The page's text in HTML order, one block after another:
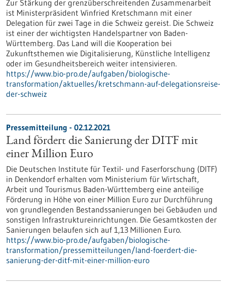
Zur Stärkung der grenzüberschreitenden Zusammenarbeit
ist Ministerpräsident Winfried Kretschmann mit einer
Delegation für zwei Tage in die Schweiz gereist. Die Schweiz
ist einer der wichtigsten Handelspartner von Baden-
Württemberg. Das Land will die Kooperation bei
Zukunftsthemen wie Digitalisierung, Künstliche Intelligenz
oder im Gesundheitsbereich weiter intensivieren.
https://www.bio-pro.de/aufgaben/biologische-
transformation/aktuelles/kretschmann-auf-delegationsreise-
der-schweiz
Pressemitteilung - 02.12.2021
Land fördert die Sanierung der DITF mit
einer Million Euro
Die Deutschen Institute für Textil- und Faserforschung (DITF)
in Denkendorf erhalten vom Ministerium für Wirtschaft,
Arbeit und Tourismus Baden-Württemberg eine anteilige
Förderung in Höhe von einer Million Euro zur Durchführung
von grundlegenden Bestandssanierungen bei Gebäuden und
sonstigen Infrastruktureinrichtungen. Die Gesamtkosten der
Sanierungen belaufen sich auf 1,13 Millionen Euro.
https://www.bio-pro.de/aufgaben/biologische-
transformation/pressemitteilungen/land-foerdert-die-
sanierung-der-ditf-mit-einer-million-euro